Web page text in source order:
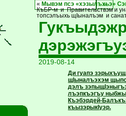
« Мывэм псэ «хэзылъхьэ»
КъБР-м и Правительствэм и
топсэлъыхь щIыналъэм и
2019-08-14
Ди гуапэ
щIыналъэхэм
дэлъ
лъэпкъэгъу
Къэбэрдей-
къызэрыкIуэр.